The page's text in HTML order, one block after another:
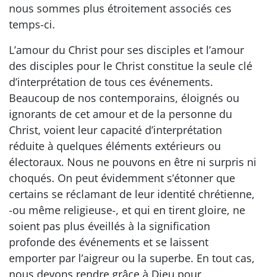
nous sommes plus étroitement associés ces
temps-ci.
L’amour du Christ pour ses disciples et l’amour
des disciples pour le Christ constitue la seule clé
d’interprétation de tous ces événements.
Beaucoup de nos contemporains, éloignés ou
ignorants de cet amour et de la personne du
Christ, voient leur capacité d’interprétation
réduite à quelques éléments extérieurs ou
électoraux. Nous ne pouvons en être ni surpris ni
choqués. On peut évidemment s’étonner que
certains se réclamant de leur identité chrétienne,
-ou même religieuse-, et qui en tirent gloire, ne
soient pas plus éveillés à la signification
profonde des événements et se laissent
emporter par l’aigreur ou la superbe. En tout cas,
nous devons rendre grâce à Dieu pour